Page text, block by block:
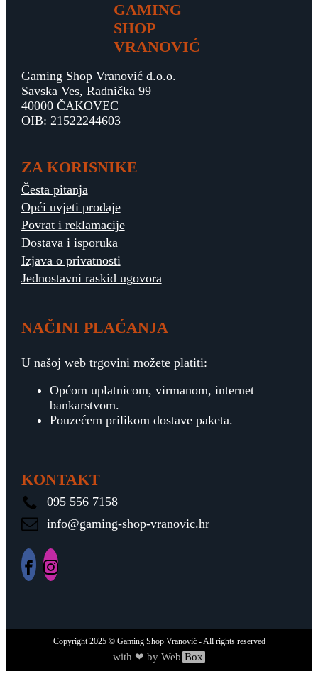
GAMING
SHOP
VRANOVIĆ
Gaming Shop Vranović d.o.o.
Savska Ves, Radnička 99
40000 ČAKOVEC
OIB: 21522244603
ZA KORISNIKE
Česta pitanja
Opći uvjeti prodaje
Povrat i reklamacije
Dostava i isporuka
Izjava o privatnosti
Jednostavni raskid ugovora
NAČINI PLAĆANJA
U našoj web trgovini možete platiti:
Općom uplatnicom, virmanom, internet
bankarstvom.
Pouzećem prilikom dostave paketa.
KONTAKT
095 556 7158
info@gaming-shop-vranovic.hr
Copyright2025© Gaming Shop Vranović - All rights reserved
with ❤ by Web Box